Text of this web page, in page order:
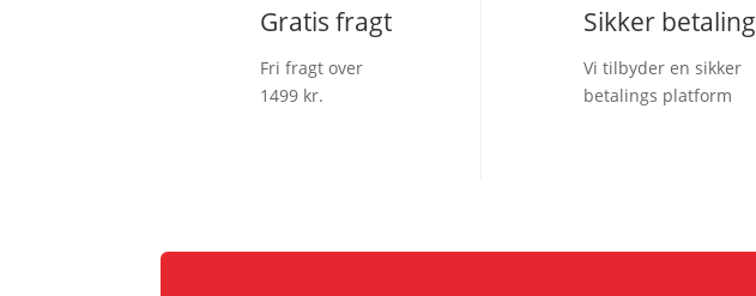
Gratis fragt
Fri fragt over
1499 kr.
Sikker betaling
Vi tilbyder en sikker
betalings platform